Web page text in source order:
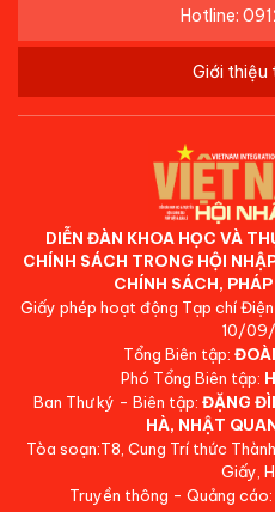
Hotline:
Giới thiệu
DIỄN ĐÀN KHOA HỌC VÀ
CHÍNH SÁCH TRONG HỘI
CHÍNH SÁCH,
Giấy phép hoạt động Tạp chí
10/09/
Tổng Biên tập:
Phó Tổng Biên tập:
Ban Thư ký - Biên tập: ĐẶNG
HÀ, NHẬT
Tòa soạn:T8, Cung Trí thức
Giấy,
Truyền thông - Quảng cáo: